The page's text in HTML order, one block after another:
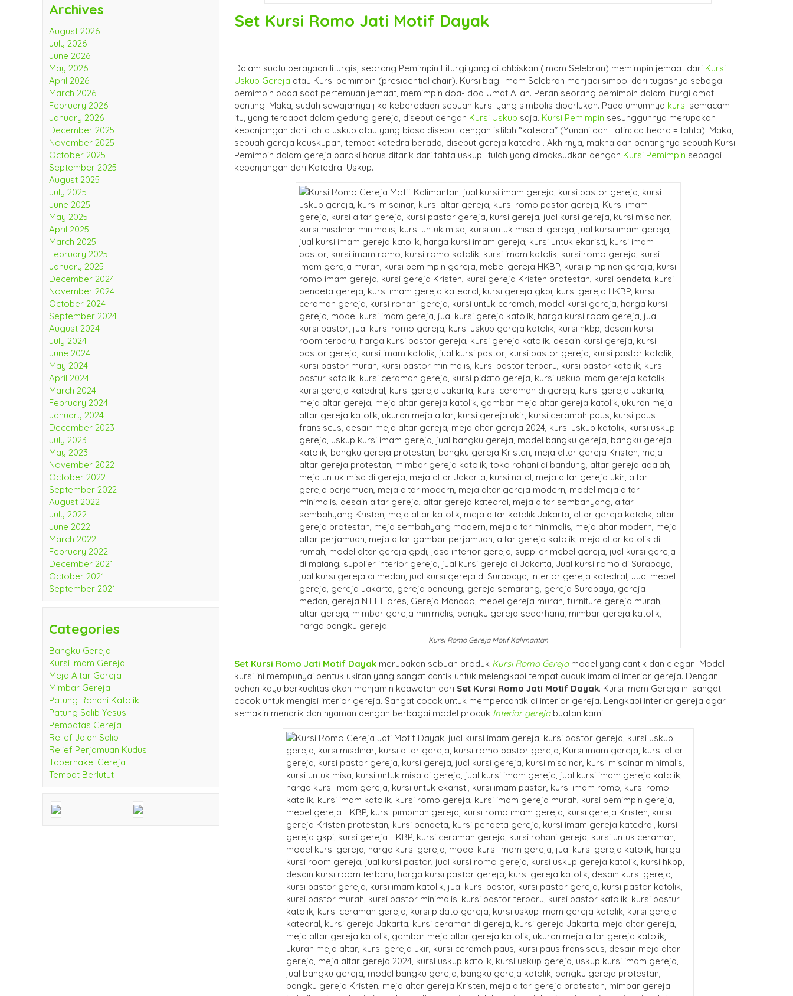
Set Kursi Romo Jati Motif Dayak
Dalam suatu perayaan liturgis, seorang Pemimpin Liturgi yang ditahbiskan (Imam Selebran) memimpin jemaat dari Kursi
Uskup Gereja atau Kursi pemimpin (presidential chair). Kursi bagi Imam Selebran menjadi simbol dari tugasnya sebagai
pemimpin pada saat pertemuan jemaat, memimpin doa- doa Umat Allah. Peran seorang pemimpin dalam liturgi amat
penting. Maka, sudah sewajarnya jika keberadaan sebuah kursi yang simbolis diperlukan. Pada umumnya kursi semacam
itu, yang terdapat dalam gedung gereja, disebut dengan Kursi Uskup saja. Kursi Pemimpin sesungguhnya merupakan
kepanjangan dari tahta uskup atau yang biasa disebut dengan istilah “katedra” (Yunani dan Latin: cathedra = tahta). Maka,
sebuah gereja keuskupan, tempat katedra berada, disebut gereja katedral. Akhirnya, makna dan pentingnya sebuah Kursi
Pemimpin dalam gereja paroki harus ditarik dari tahta uskup. Itulah yang dimaksudkan dengan Kursi Pemimpin sebagai
kepanjangan dari Katedral Uskup.
Kursi Romo Gereja Motif Kalimantan
Set Kursi Romo Jati Motif Dayak merupakan sebuah produk Kursi Romo Gerejamodel yang cantik dan elegan. Model
kursi ini mempunyai bentuk ukiran yang sangat cantik untuk melengkapi tempat duduk imam di interior gereja. Dengan
bahan kayu berkualitas akan menjamin keawetan dari Set Kursi Romo Jati Motif Dayak. Kursi Imam Gereja ini sangat
cocok untuk mengisi interior gereja. Sangat cocok untuk mempercantik di interior gereja. Lengkapi interior gereja agar
semakin menarik dan nyaman dengan berbagai model produk Interior gerejabuatan kami.
Archives
August 2026
July 2026
June 2026
May 2026
April 2026
March 2026
February 2026
January 2026
December 2025
November 2025
October 2025
September 2025
August 2025
July 2025
June 2025
May 2025
April 2025
March 2025
February 2025
January 2025
December 2024
November 2024
October 2024
September 2024
August 2024
July 2024
June 2024
May 2024
April 2024
March 2024
February 2024
January 2024
December 2023
July 2023
May 2023
November 2022
October 2022
September 2022
August 2022
July 2022
June 2022
March 2022
February 2022
December 2021
October 2021
September 2021
Categories
Bangku Gereja
Kursi Imam Gereja
Meja Altar Gereja
Mimbar Gereja
Patung Rohani Katolik
Patung Salib Yesus
Pembatas Gereja
Relief Jalan Salib
Relief Perjamuan Kudus
Tabernakel Gereja
Tempat Berlutut